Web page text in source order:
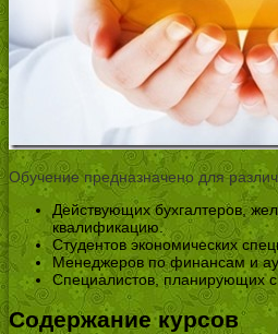
Обучение предназначено для
Действующих бухгалтеров,
квалификацию.
Студентов экономических
Менеджеров по финансам и
Специалистов, планирующих
Содержание курсов